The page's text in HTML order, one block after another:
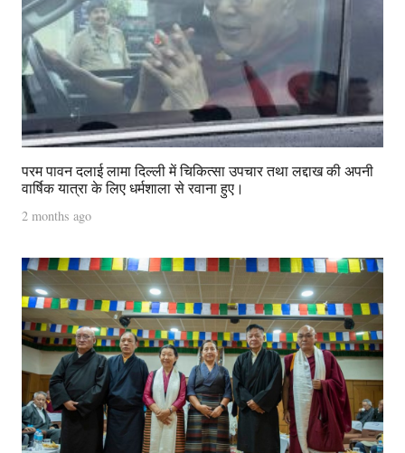
परम पावन दलाई लामा दिल्ली में चिकित्सा उपचार तथा लद्दाख की अपनी
वार्षिक यात्रा के लिए धर्मशाला से रवाना हुए।
2 months ago